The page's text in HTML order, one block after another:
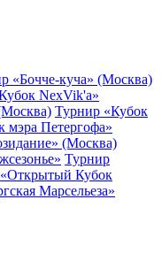
«Бочче-куча» (Москва)
NexVik'a»
Турнир «Кубок
мэра Петергофа»
(Москва)
Турнир
Кубок
Марсельеза»